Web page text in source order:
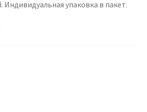
Индивидуальная упаковка в пакет.